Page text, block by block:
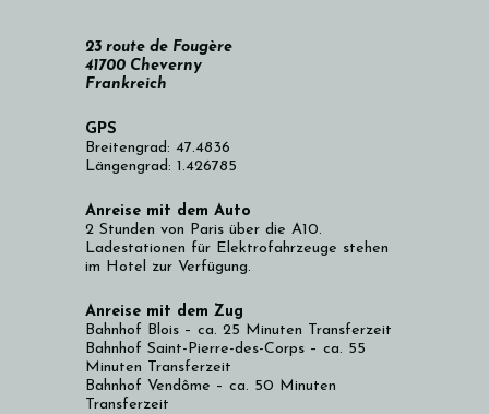
23 route de Fougère
41700 Cheverny
Frankreich
GPS
Breitengrad: 47.4836
Längengrad: 1.426785
Anreise mit dem Auto
2 Stunden von Paris über die A10.
Ladestationen für Elektrofahrzeuge stehen
im Hotel zur Verfügung.
Anreise mit dem Zug
Bahnhof Blois – ca. 25 Minuten Transferzeit
Bahnhof Saint-Pierre-des-Corps – ca. 55
Minuten Transferzeit
Bahnhof Vendôme – ca. 50 Minuten
Transferzeit